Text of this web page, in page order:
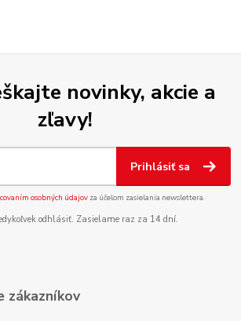
novinky, akcie a
zľavy!
Prihlásiť sa
osobných údajov za účelom zasielania newslettera.
odhlásiť. Zasielame raz za 14 dní.
zákazníkov